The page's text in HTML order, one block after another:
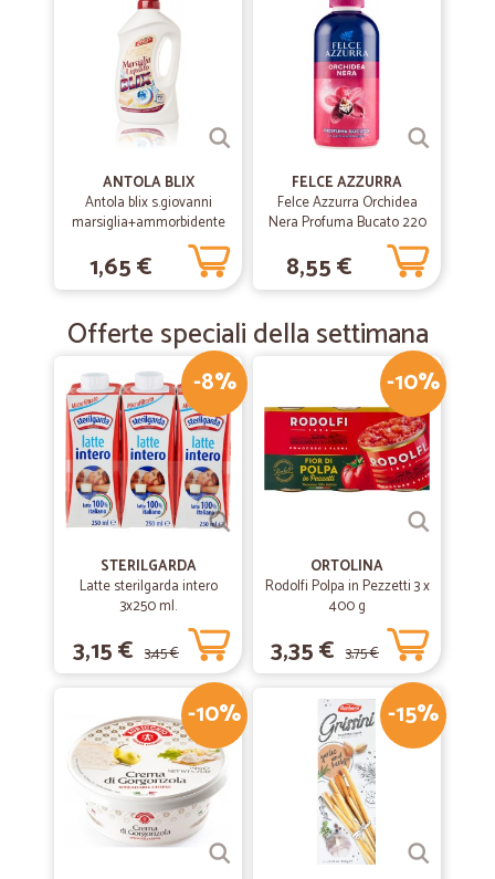
ANTOLA BLIX
Antola blix s.giovanni
marsiglia+ammorbidente
1,65 €
FELCE AZZURRA
Felce Azzurra Orchidea
Nera Profuma Bucato 220
8,55 €
Offerte speciali della settimana
-8%
STERILGARDA
Latte sterilgarda intero
3x250 ml.
3,15 € 3,45 €
-10%
ORTOLINA
Rodolfi Polpa in Pezzetti 3 x
400 g
3,35 € 3,75 €
-10% -15%